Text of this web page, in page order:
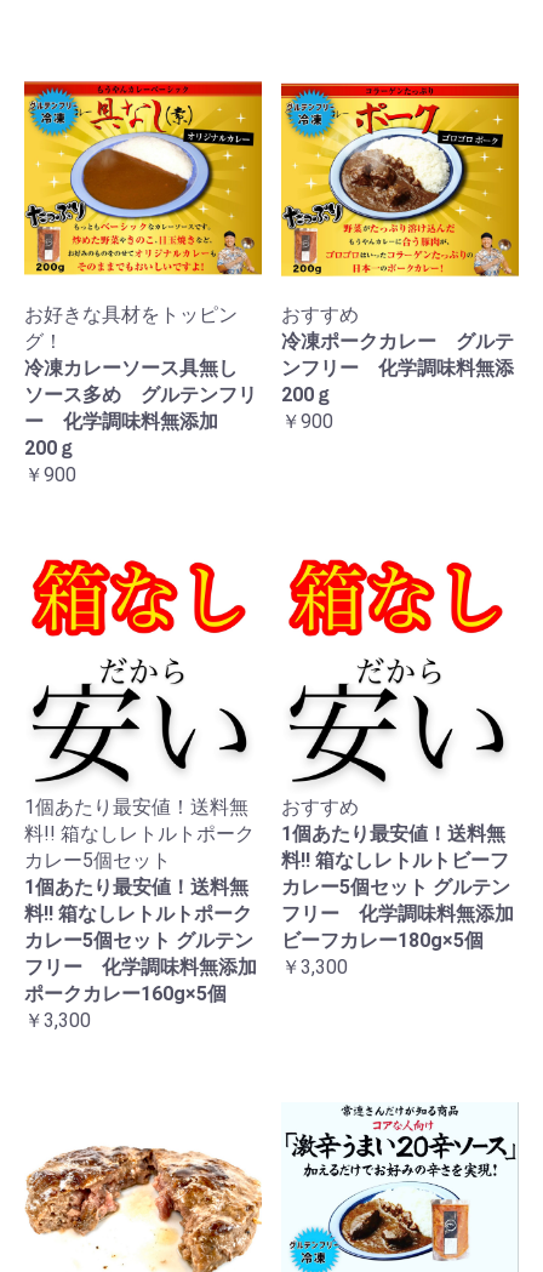
お好きな具材をトッピン
グ！
冷凍カレーソース具無し
ソース多め グルテンフリ
ー 化学調味料無添加
200ｇ
￥900
おすすめ
冷凍ポークカレー グルテ
ンフリー 化学調味料無添
200ｇ
￥900
1個あたり最安値！送料無
料!! 箱なしレトルトポーク
カレー5個セット
1個あたり最安値！送料無
料!! 箱なしレトルトポーク
カレー5個セット グルテン
フリー 化学調味料無添加
ポークカレー160g×5個
￥3,300
おすすめ
1個あたり最安値！送料無
料!! 箱なしレトルトビーフ
カレー5個セット グルテン
フリー 化学調味料無添加
ビーフカレー180g×5個
￥3,300